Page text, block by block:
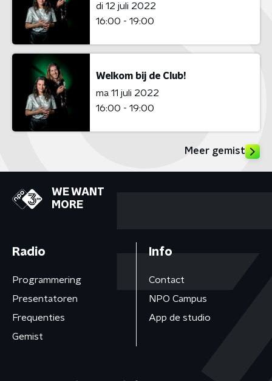
di 12 juli 2022
16:00 - 19:00
Welkom bij de Club!
ma 11 juli 2022
16:00 - 19:00
Meer gemist
WE WANT
MORE
Radio
Programmering
Presentatoren
Frequenties
Gemist
Info
Contact
NPO Campus
App de studio